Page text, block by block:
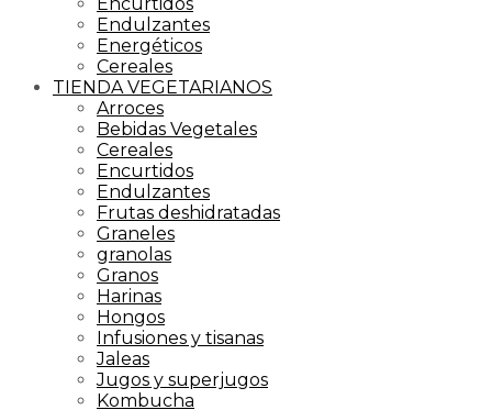
Endulzantes
Energéticos
Cereales
TIENDA VEGETARIANOS
Arroces
Bebidas Vegetales
Cereales
Encurtidos
Endulzantes
Frutas deshidratadas
Graneles
granolas
Granos
Harinas
Hongos
Infusiones y tisanas
Jaleas
Jugos y superjugos
Kombucha